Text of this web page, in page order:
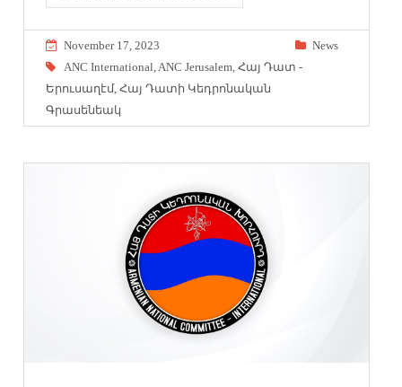
November 17, 2023
News
ANC International ANC Jerusalem ,Հայ Դատ -
Երուսաղէմ,Հայ Դատի Կեդրոնական
Գրասենեակ